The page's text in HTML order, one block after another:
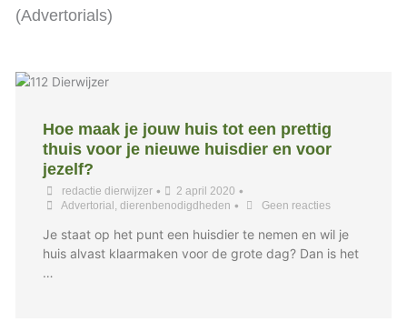
(Advertorials)
Hoe maak je jouw huis tot een prettig
thuis voor je nieuwe huisdier en voor
jezelf?
redactie dierwijzer • 2 april 2020 •
Advertorial ,dierenbenodigdheden • Geen reacties
Je staat op het punt een huisdier te nemen en wil je
huis alvast klaarmaken voor de grote dag? Dan is het
…